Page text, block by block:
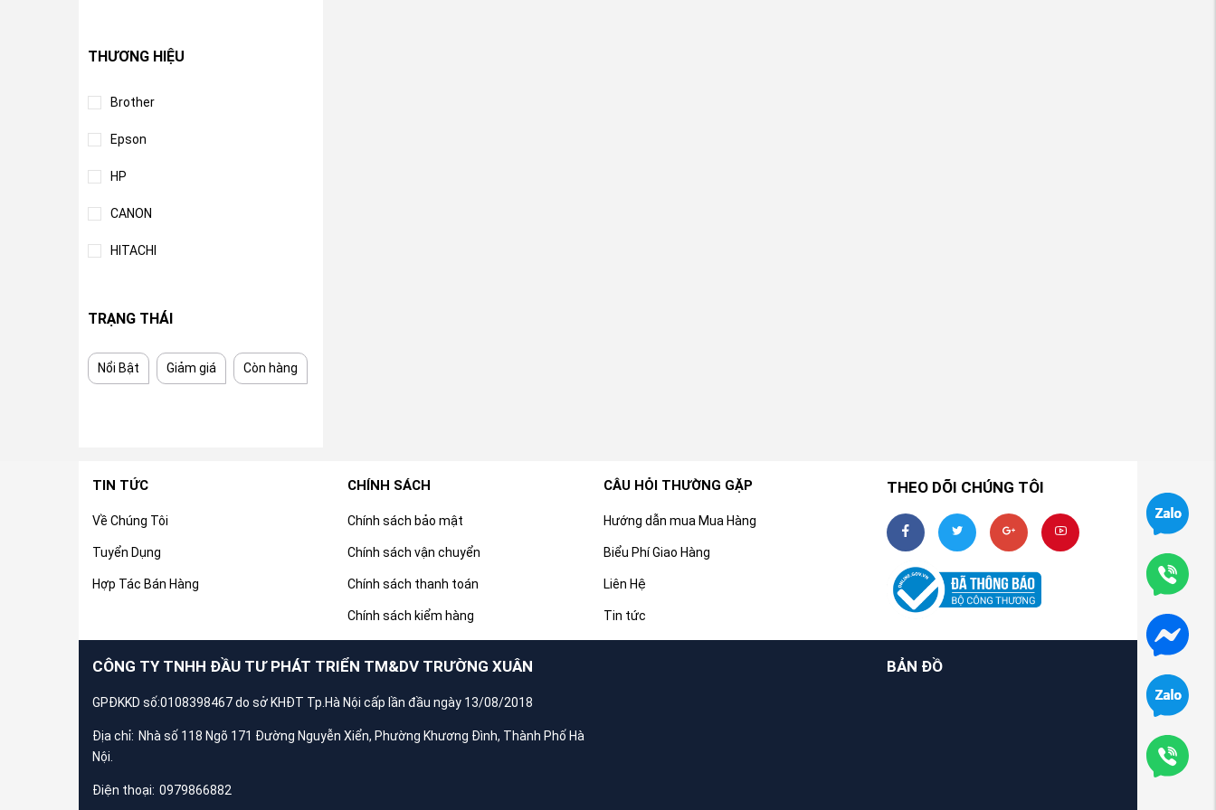
THƯƠNG HIỆU
Brother
Epson
HP
CANON
HITACHI
TRẠNG THÁI
Nổi Bật Giảm giá Còn hàng
TIN TỨC
Về Chúng Tôi
Tuyển Dụng
Hợp Tác Bán Hàng
CHÍNH SÁCH
Chính sách bảo mật
Chính sách vận chuyển
Chính sách thanh toán
Chính sách kiểm hàng
CÂU HỎI THƯỜNG GẶP
Hướng dẫn mua Mua Hàng
Biểu Phí Giao Hàng
Liên Hệ
Tin tức
THEO DÕI CHÚNG TÔI
CÔNG TY TNHH ĐẦU TƯ PHÁT TRIỂN TM&DV TRƯỜNG XUÂN
GPĐKKD số:0108398467 do sở KHĐT Tp.Hà Nội cấp lần đầu ngày 13/08/2018
Địa chỉ: Nhà số 118 Ngõ 171 Đường Nguyễn Xiển, Phường Khương Đình, Thành Phố Hà
Nội.
Điện thoại: 0979866882
BẢN ĐỒ